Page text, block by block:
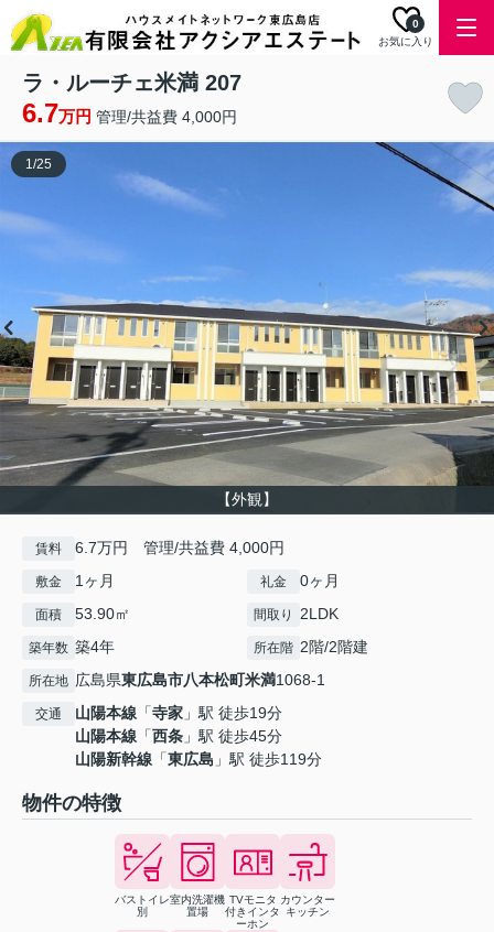
お気に入り
0
ラ・ルーチェ米満 207
6.7万円 管理/共益費 4,000円
【外観】
1/25
賃料 6.7万円 管理/共益費 4,000円
敷金 1ヶ月 礼金 0ヶ月
面積 53.90㎡ 間取り 2LDK
築年数 築4年 所在階 2階/2階建
所在地 広島県東広島市八本松町米満1068-1
交通 山陽本線 「寺家 」駅 徒歩19分
山陽本線 「西条 」駅 徒歩45分
山陽新幹線 「東広島 」駅 徒歩119分
物件の特徴
バストイレ
別
室内洗濯機
置場
TVモニタ
付きインタ
ーホン
カウンター
キッチン